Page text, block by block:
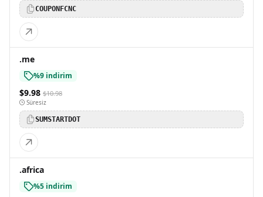
COUPONFCNC
.me
%9 indirim
$9.98 $10.98
Süresiz
SUMSTARTDOT
.africa
%5 indirim